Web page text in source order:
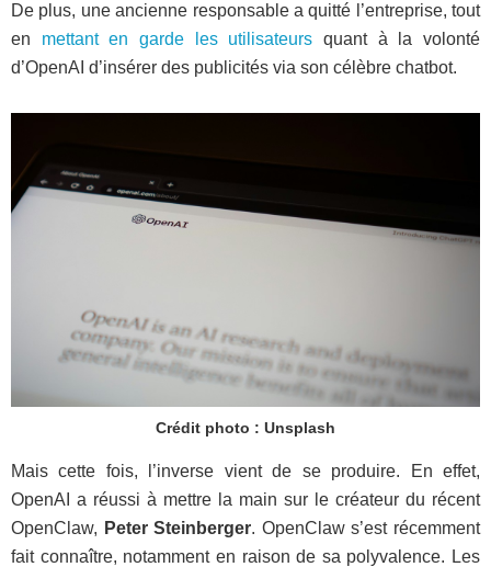
De plus, une ancienne responsable a quitté l’entreprise, tout
en mettant en garde les utilisateurs quant à la volonté
d’OpenAI d’insérer des publicités via son célèbre chatbot.
Crédit photo : Unsplash
Mais cette fois, l’inverse vient de se produire. En effet,
OpenAI a réussi à mettre la main sur le créateur du récent
OpenClaw, Peter Steinberger. OpenClaw s’est récemment
fait connaître, notamment en raison de sa polyvalence. Les